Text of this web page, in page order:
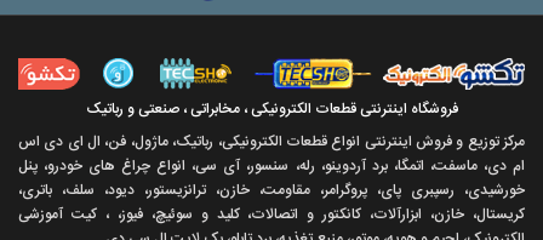
فروشگاه اینترنتی قطعات الکترونیکی ، مخابراتی ، صنعتی و رباتیک
مرکز توزیع و فروش اینترنتی انواع قطعات الکترونیکی، رباتیک، ماژول، فن، ال ای دی اس
ام دی، ماسفت، اتمگا، برد آردوینو، رله، سنسور، آی سی، انواع چراغ های خودرو، پنل
خورشیدی، رسپبری پای، پروگرامر، مقاومت، خازن، ترانزیستور، دیود، سلف، باتری،
کریستال، خازن، ابزارآلات، کانکتور و اتصالات، کلید و سوئیچ، فیوز، ، کیت آموزشی